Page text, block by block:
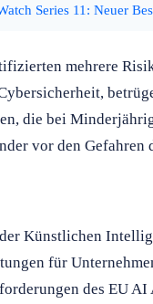
Series 11: Neuer
mehrere
die bei
vor den
Künstlichen
für
des EU